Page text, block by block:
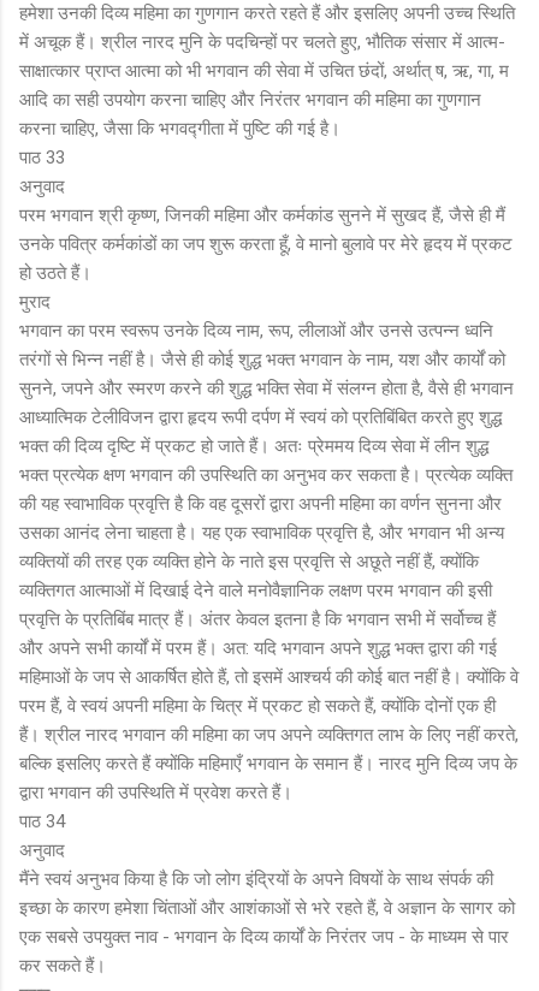
हमेशा उनकी दिव्य महिमा का गुणगान करते रहते हैं और इसलिए अपनी उच्च स्थिति
में अचूक हैं। श्रील नारद मुनि के पदचिन्हों पर चलते हुए, भौतिक संसार में आत्म-
साक्षात्कार प्राप्त आत्मा को भी भगवान की सेवा में उचित छंदों, अर्थात् ष, ऋ, गा, म
आदि का सही उपयोग करना चाहिए और निरंतर भगवान की महिमा का गुणगान
करना चाहिए, जैसा कि भगवद्गीता में पुष्टि की गई है।
पाठ 33
अनुवाद
परम भगवान श्री कृष्ण, जिनकी महिमा और कर्मकांड सुनने में सुखद हैं, जैसे ही मैं
उनके पवित्र कर्मकांडों का जप शुरू करता हूँ, वे मानो बुलावे पर मेरे हृदय में प्रकट
हो उठते हैं।
मुराद
भगवान का परम स्वरूप उनके दिव्य नाम, रूप, लीलाओं और उनसे उत्पन्न ध्वनि
तरंगों से भिन्न नहीं है। जैसे ही कोई शुद्ध भक्त भगवान के नाम, यश और कार्यों को
सुनने, जपने और स्मरण करने की शुद्ध भक्ति सेवा में संलग्न होता है, वैसे ही भगवान
आध्यात्मिक टेलीविजन द्वारा हृदय रूपी दर्पण में स्वयं को प्रतिबिंबित करते हुए शुद्ध
भक्त की दिव्य दृष्टि में प्रकट हो जाते हैं। अतः प्रेममय दिव्य सेवा में लीन शुद्ध
भक्त प्रत्येक क्षण भगवान की उपस्थिति का अनुभव कर सकता है। प्रत्येक व्यक्ति
की यह स्वाभाविक प्रवृत्ति है कि वह दूसरों द्वारा अपनी महिमा का वर्णन सुनना और
उसका आनंद लेना चाहता है। यह एक स्वाभाविक प्रवृत्ति है, और भगवान भी अन्य
व्यक्तियों की तरह एक व्यक्ति होने के नाते इस प्रवृत्ति से अछूते नहीं हैं, क्योंकि
व्यक्तिगत आत्माओं में दिखाई देने वाले मनोवैज्ञानिक लक्षण परम भगवान की इसी
प्रवृत्ति के प्रतिबिंब मात्र हैं। अंतर केवल इतना है कि भगवान सभी में सर्वोच्च हैं
और अपने सभी कार्यों में परम हैं। अत: यदि भगवान अपने शुद्ध भक्त द्वारा की गई
महिमाओं के जप से आकर्षित होते हैं, तो इसमें आश्चर्य की कोई बात नहीं है। क्योंकि वे
परम हैं, वे स्वयं अपनी महिमा के चित्र में प्रकट हो सकते हैं, क्योंकि दोनों एक ही
हैं। श्रील नारद भगवान की महिमा का जप अपने व्यक्तिगत लाभ के लिए नहीं करते,
बल्कि इसलिए करते हैं क्योंकि महिमाएँ भगवान के समान हैं। नारद मुनि दिव्य जप के
द्वारा भगवान की उपस्थिति में प्रवेश करते हैं।
पाठ 34
अनुवाद
मैंने स्वयं अनुभव किया है कि जो लोग इंद्रियों के अपने विषयों के साथ संपर्क की
इच्छा के कारण हमेशा चिंताओं और आशंकाओं से भरे रहते हैं, वे अज्ञान के सागर को
एक सबसे उपयुक्त नाव - भगवान के दिव्य कार्यों के निरंतर जप - के माध्यम से पार
कर सकते हैं।